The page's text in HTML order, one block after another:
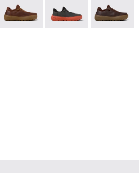
for Men.
for Men.
Gray
- Black and Gray
013 - Gray
- K101075-011 -
Peu Serra -Peu Serra -
Peu